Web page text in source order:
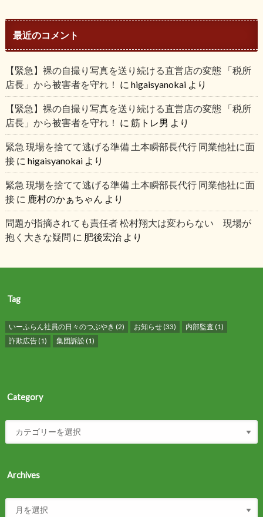
最近のコメント
【緊急】裸の自撮り写真を送り続ける直営店の変態 「税所
店長」から被害者を守れ！ に higaisyanokaiより
【緊急】裸の自撮り写真を送り続ける直営店の変態 「税所
店長」から被害者を守れ！ に 筋トレ男 より
緊急 現場を捨てて逃げる準備 土本瞬部長代行 同業他社に面
接に higaisyanokaiより
緊急 現場を捨てて逃げる準備 土本瞬部長代行 同業他社に面
接に 鹿村のかぁちゃん より
問題が指摘されても責任者 松村翔大は変わらない 現場が
抱く大きな疑問 に 肥後宏治より
Tag
いーふらん社員の日々のつぶやき (2) お知らせ(33) 内部監査 (1)
詐欺広告(1) 集団訴訟(1)
Category
Archives